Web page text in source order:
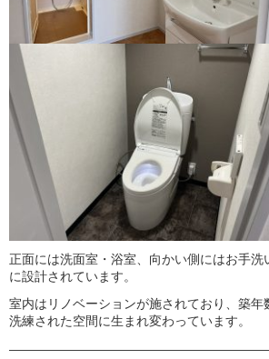
正面には洗面室・浴室、向かい側にはお手洗
に設計されています。
室内はリノベーションが施されており、築年
洗練された空間に生まれ変わっています。